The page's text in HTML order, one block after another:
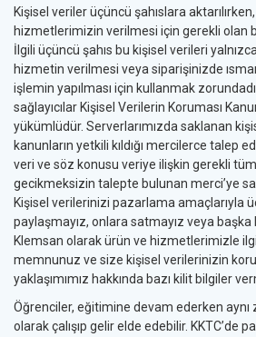
Kişisel veriler üçüncü şahıslara
hizmetlerimizin verilmesi için gerekli olan
İlgili üçüncü şahıs bu kişisel verileri
hizmetin verilmesi veya siparişinizde
işlemin yapılması için kullanmak
sağlayıcılar Kişisel Verilerin Koruması
yükümlüdür. Serverlarımızda saklanan
kanunların yetkili kıldığı mercilerce talep
veri ve söz konusu veriye ilişkin gerekli
gecikmeksizin talepte bulunan merci’ye
Kişisel verilerinizi pazarlama amaçlarıyla
paylaşmayız, onlara satmayız veya
Klemsan olarak ürün ve hizmetlerimizle
memnunuz ve size kişisel verilerinizin
yaklaşımımız hakkında bazı kilit bilgiler
Öğrenciler, eğitimine devam ederken aynı
olarak çalışıp gelir elde edebilir. KKTC’de